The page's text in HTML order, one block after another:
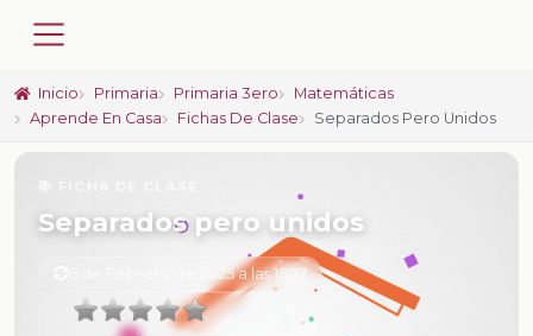
Inicio Primaria Primaria 3ero
Matemáticas
Aprende En Casa
Fichas De Clase Separados Pero Unidos
Separados pero unidos
6 de Febrero de 2025 a las 15:27